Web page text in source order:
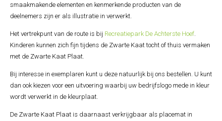
smaakmakende elementen en kenmerkende producten van de
deelnemers zijn er als illustratie in verwerkt.
Het vertrekpunt van de route is bij Recreatiepark De Achterste Hoef.
Kinderen kunnen zich fijn tijdens de Zwarte Kaat tocht of thuis vermaken
met de Zwarte Kaat Plaat.
Bij interesse in exemplaren kunt u deze natuurlijk bij ons bestellen. U kunt
dan ook kiezen voor een uitvoering waarbij uw bedrijfslogo mede in kleur
wordt verwerkt in de kleurplaat.
De Zwarte Kaat Plaat is daarnaast verkrijgbaar als placemat in